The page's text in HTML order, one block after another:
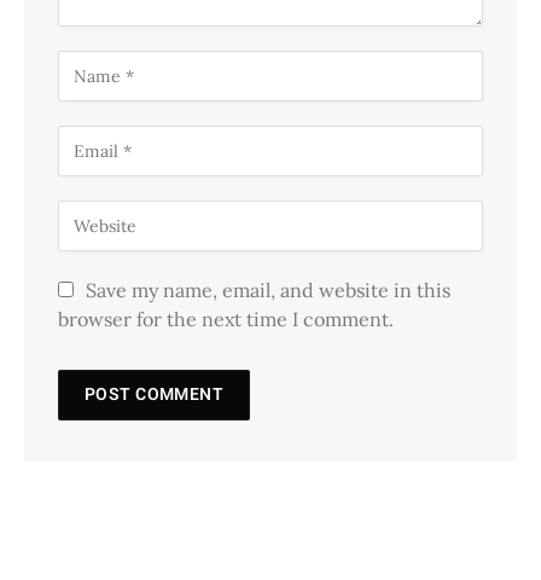
Save my name, email, and website in this
browser for the next time I comment.